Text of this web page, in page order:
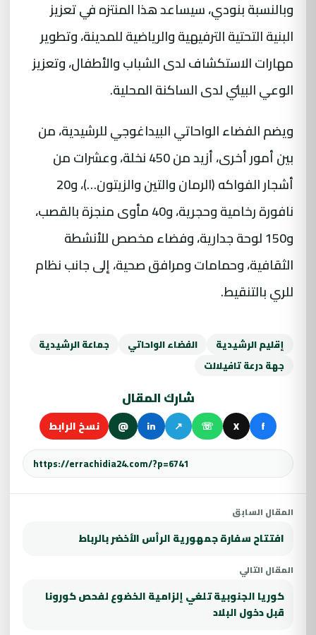
وبالنسبة بنودي، سيساعد هذا المنتزه في تعزيز
البنية التحتية الترفيهية والرياضية للمدينة، وتطوير
مهارات الاستكشاف لدى الشباب والأطفال، وتعزيز
الوعي البيئي لدى الساكنة المحلية.
ويضم الفضاء الواحاتي البيداغوجي للرشيدية، من
بين أمور أخرى، أزيد من 450 نخلة، وعشرات من
أشجار الفواكه (الرمان والتين والزيتون…)، و20
نافورة رخامية وحجرية، و40 مأوى منجزة بالقصب،
و150 لوحة جدارية، وفضاء مخصص للأنشطة
الثقافية، وحمامات ومرافق صحية، إلى جانب نظام
للري بالتنقيط.
إقليم الرشيدية الفضاء الواحاتي
جماعة الرشيدية
جهة درعة تافيلالت
شارك المقال
f
X
☏
↗
in
@ نسخ الرابط
المقال السابق
افتتاح سفارة جمهورية الرأس الأخضر بالرباط
المقال التالي
كوريا الجنوبية تلغي إلزامية الخضوع لفحص كورونا
قبل دخول البلاد